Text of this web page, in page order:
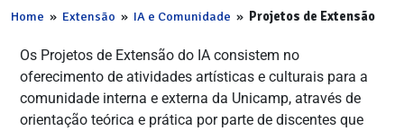
Home » Extensão » IA e Comunidade » Projetos de Extensão
Os Projetos de Extensão do IA consistem no
oferecimento de atividades artísticas e culturais para a
comunidade interna e externa da Unicamp, através de
orientação teórica e prática por parte de discentes que